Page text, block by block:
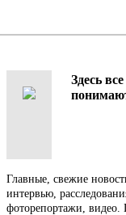
Здесь
Главные, свежие
интервью,
фоторепортажи,